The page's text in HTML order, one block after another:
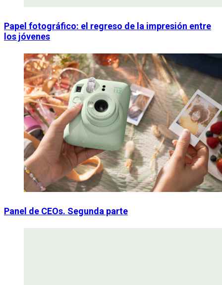
Papel fotográfico: el regreso de la impresión entre
los jóvenes
Panel de CEOs. Segunda parte